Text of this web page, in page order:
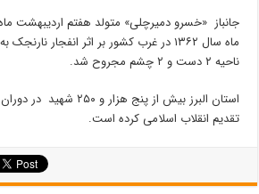
ماه سال ۱۳۶۲ در غرب کشور بر اثر انفجار
ناحیه ۲ دست و ۲ چشم مجروح شد.
استان البرز بیش از پنج
تقدیم انقلاب اسلامی کرده است.